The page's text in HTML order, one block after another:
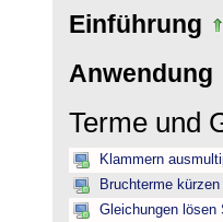
Einführung
Anwendung
Terme und
Klammern
Bruchterme
Gleichungen